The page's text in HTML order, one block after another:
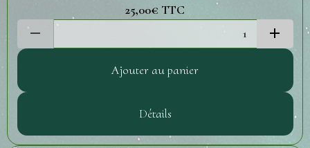
25,00€ TTC
Ajouter au panier
Détails